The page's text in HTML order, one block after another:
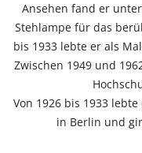
Ansehen fand er
Stehlampe für das
bis 1933 lebte er als
Zwischen 1949 und
Von 1926 bis 1933
in Berlin und